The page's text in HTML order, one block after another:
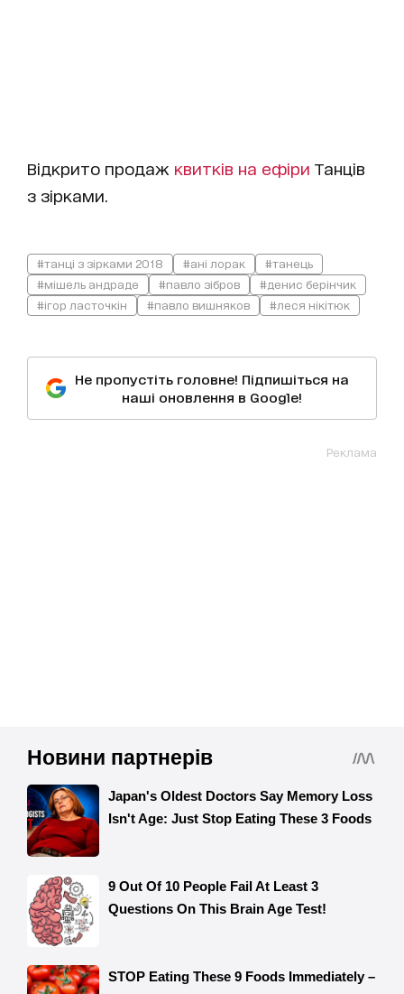
Відкрито продаж квитків на ефіри Танців
з зірками.
#танці з зірками 2018 #ані лорак
#танець
#мішель андраде
#павло зібров
#денис берінчик
#ігор ласточкін
#павло вишняков #леся нікітюк
Не пропустіть головне! Підпишіться на
наші оновлення в Google!
Реклама